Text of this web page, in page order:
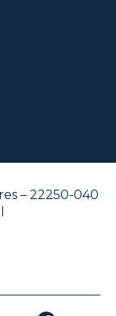
– 22250-040